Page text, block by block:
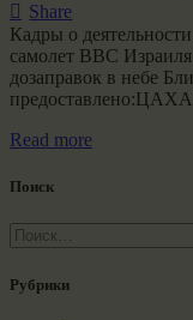
Share
Кадры о
самолет ВВС
дозаправок в небе
Read more
Поиск
Найти:
Рубрики